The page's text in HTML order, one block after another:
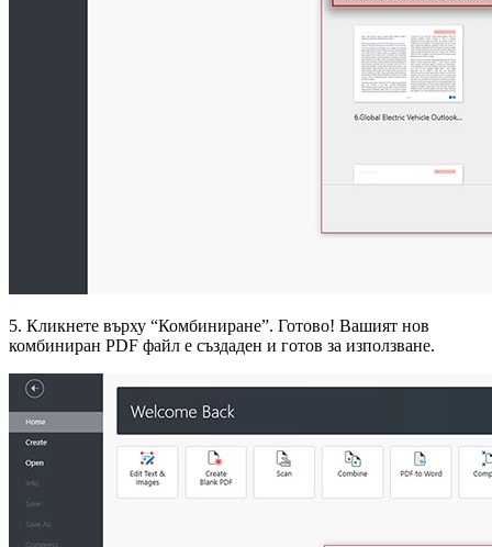
5. Кликнете върху “Комбиниране”. Готово! Вашият нов
комбиниран PDF файл е създаден и готов за използване.